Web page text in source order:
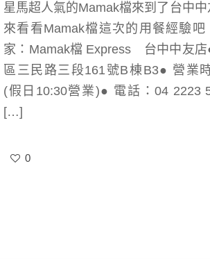
星馬超人氣的Mamak檔來到了台中
來看看Mamak檔這次的用餐經驗
家：Mamak檔 Express 台中中友店
區三民路三段161號B棟B3● 營業
(假日10:30營業)● 電話：04 2223
[…]
0